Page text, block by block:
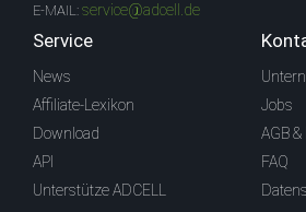
E-MAIL: service@adcell.de
Service
News
Affiliate-Lexikon
Download
API
Unterstütze ADCELL
Jobs
AGB
FAQ